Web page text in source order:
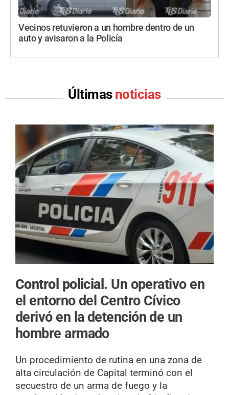
Vecinos retuvieron a un hombre dentro de un
auto y avisaron a la Policía
Últimas noticias
Control policial. Un operativo en
el entorno del Centro Cívico
derivó en la detención de un
hombre armado
Un procedimiento de rutina en una zona de
alta circulación de Capital terminó con el
secuestro de un arma de fuego y la